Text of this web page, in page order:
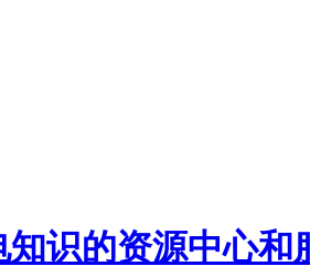
识的资源中心和